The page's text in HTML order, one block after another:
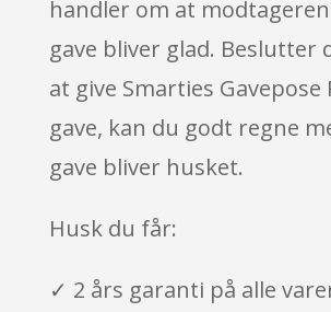
handler om at
gave bliver glad. Beslutter
at give Smarties Gavepose
gave, kan du godt regne
gave bliver husket.
Husk du får:
✓ 2 års garanti på alle